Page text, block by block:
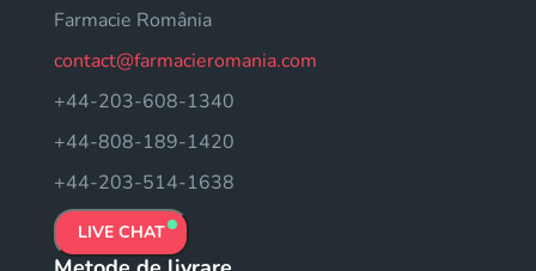
Farmacie România
contact@farmacieromania.com
+44-203-608-1340
+44-808-189-1420
+44-203-514-1638
LIVE CHAT